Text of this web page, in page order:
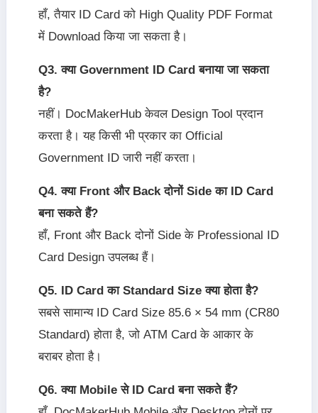
हाँ, तैयार ID Card को High Quality PDF Format
में Download किया जा सकता है।
Q3. क्या Government ID Card बनाया जा सकता
है?
नहीं। DocMakerHub केवल Design Tool प्रदान
करता है। यह किसी भी प्रकार का Official
Government ID जारी नहीं करता।
Q4. क्या Front और Back दोनों Side का ID Card
बना सकते हैं?
हाँ, Front और Back दोनों Side के Professional ID
Card Design उपलब्ध हैं।
Q5. ID Card का Standard Size क्या होता है?
सबसे सामान्य ID Card Size 85.6 × 54 mm (CR80
Standard) होता है, जो ATM Card के आकार के
बराबर होता है।
Q6. क्या Mobile से ID Card बना सकते हैं?